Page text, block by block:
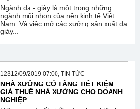
Ngành da - giày là một trong những
ngành mũi nhọn của nền kinh tế Việt
Nam. Và việc mở các xưởng sản xuất da
giày...
12312/09/2019 07:00, TIN TỨC
NHÀ XƯỞNG CÓ TẦNG TIẾT KIỆM
GIÁ THUÊ NHÀ XƯỞNG CHO DOANH
NGHIỆP